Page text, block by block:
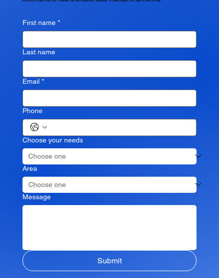
First name *
Last name
Email *
Phone
Choose your needs
Area
Message
Submit